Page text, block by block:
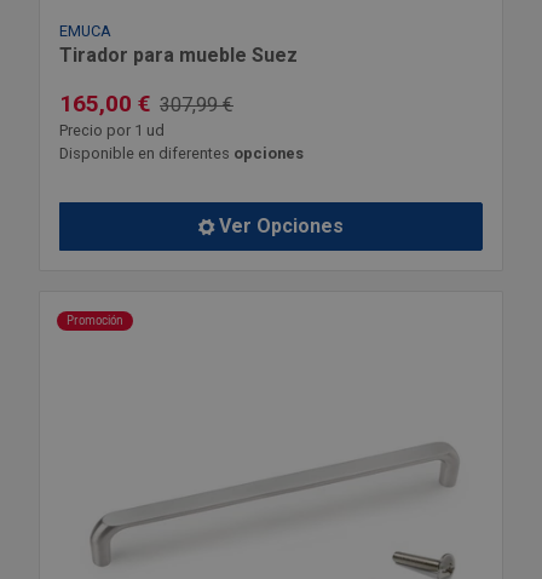
EMUCA
Tirador para mueble Suez
165,00 € 307,99 €
Precio por 1 ud
Disponible en diferentes opciones
Ver Opciones
Promoción